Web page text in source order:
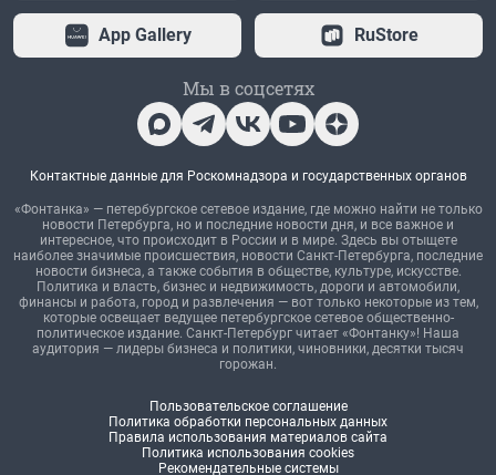
App Gallery RuStore
Мы в соцсетях
Контактные данные для Роскомнадзора и государственных органов
«Фонтанка» — петербургское сетевое издание, где можно найти не только
новости Петербурга, но и последние новости дня, и все важное и
интересное, что происходит в России и в мире. Здесь вы отыщете
наиболее значимые происшествия, новости Санкт-Петербурга, последние
новости бизнеса, а также события в обществе, культуре, искусстве.
Политика и власть, бизнес и недвижимость, дороги и автомобили,
финансы и работа, город и развлечения — вот только некоторые из тем,
которые освещает ведущее петербургское сетевое общественно-
политическое издание. Санкт-Петербург читает «Фонтанку»! Наша
аудитория — лидеры бизнеса и политики, чиновники, десятки тысяч
горожан.
Пользовательское соглашение
Политика обработки персональных данных
Правила использования материалов сайта
Политика использования cookies
Рекомендательные системы